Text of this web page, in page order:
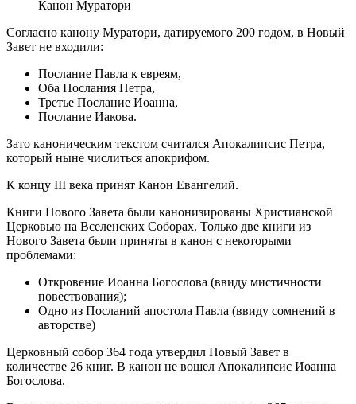
Канон Муратори
Согласно канону Муратори, датируемого 200 годом, в Новый
Завет не входили:
Послание Павла к евреям,
Оба Послания Петра,
Третье Послание Иоанна,
Послание Иакова.
Зато каноническим текстом считался Апокалипсис Петра,
который ныне числиться апокрифом.
К концу III века принят Канон Евангелий.
Книги Нового Завета были канонизированы Христианской
Церковью на Вселенских Соборах. Только две книги из
Нового Завета были приняты в канон с некоторыми
проблемами:
Откровение Иоанна Богослова (ввиду мистичности
повествования);
Одно из Посланий апостола Павла (ввиду сомнений в
авторстве)
Церковный собор 364 года утвердил Новый Завет в
количестве 26 книг. В канон не вошел Апокалипсис Иоанна
Богослова.